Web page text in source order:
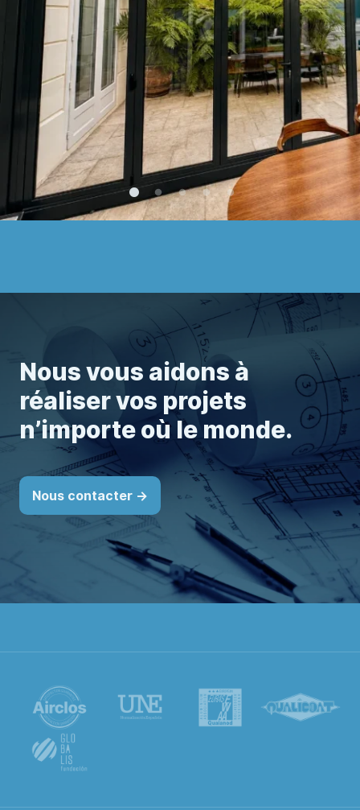
Nous vous aidons à
réaliser vos projets
n’importe où le monde.
Nous contacter ->